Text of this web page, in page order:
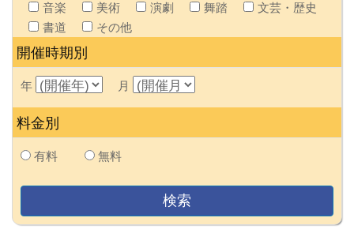
音楽 美術 演劇 舞踏
文芸・歴史
書道
その他
開催時期別
年 月
料金別
有料 無料